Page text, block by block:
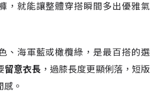
，就能讓整體穿搭瞬間多出優雅氣
、海軍藍或橄欖綠，是最百搭的選
留意衣長 ，過膝長度更顯俐落，短版
。